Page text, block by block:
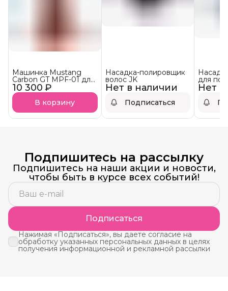
10 300 ₽
Машинка Mustang
Carbon GT MPF-01 для
полировки, стрижки
волос, бороды, усов и
оформления кончиков
В корзину
Нет в наличии
Насадка-полировщик
волос JK
Подписаться
Нет
для
нож 46/
Подпишитесь на рассылку
Подпишитесь на наши акции и новости,
чтобы быть в курсе всех событий!
Подписаться
Нажимая «Подписаться», вы даете согласие на
обработку указанных персональных данных в целях
получения информационной и рекламной рассылки